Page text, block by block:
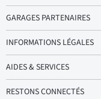
GARAGES PARTENAIRES
INFORMATIONS LÉGALES
AIDES & SERVICES
RESTONS CONNECTÉS